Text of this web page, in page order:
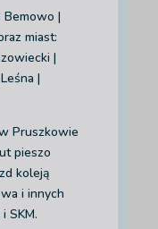
Bemowo |
miast:
|
|
Pruszkowie
pieszo
koleją
i innych
SKM.